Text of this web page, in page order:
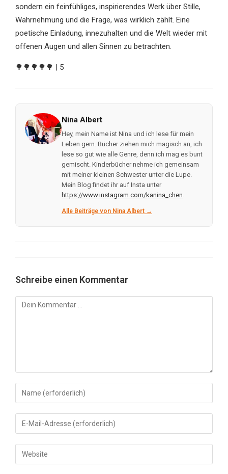
sondern ein feinfühliges, inspirierendes Werk über Stille,
Wahrnehmung und die Frage, was wirklich zählt. Eine
poetische Einladung, innezuhalten und die Welt wieder mit
offenen Augen und allen Sinnen zu betrachten.
🌳🌳🌳🌳🌳 | 5
Nina Albert
Hey, mein Name ist Nina und ich lese für mein
Leben gern. Bücher ziehen mich magisch an, ich
lese so gut wie alle Genre, denn ich mag es bunt
gemischt. Kinderbücher nehme ich gemeinsam
mit meiner kleinen Schwester unter die Lupe.
Mein Blog findet ihr auf Insta unter
https://www.instagram.com/kanina_chen.
Alle Beiträge von Nina Albert →
Schreibe einen Kommentar
Kommentar
Gib
deinen
Namen
oder
zum
Kommentieren
Gib
deine
E-
Mail-
Gib
deine